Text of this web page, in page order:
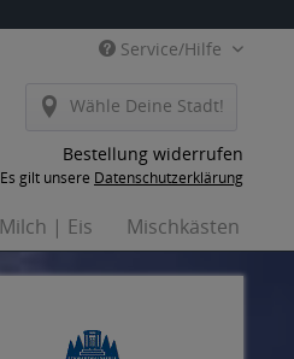
Service/Hilfe
Wähle Deine Stadt!
Bestellung widerrufen
Es gilt unsere Datenschutzerklärung
Milch | Eis Mischkästen